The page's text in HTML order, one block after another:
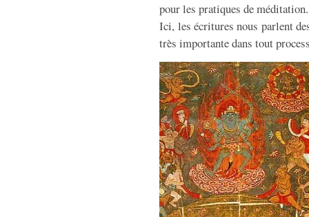
pour les pratiques de méditation.
Ici, les écritures nous parlent
très importante dans tout